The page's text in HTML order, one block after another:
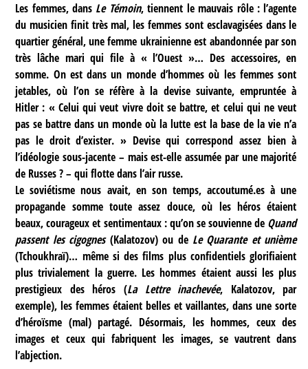
Les femmes, dans Le Témoin, tiennent le mauvais rôle : l’agente
du musicien finit très mal, les femmes sont esclavagisées dans le
quartier général, une femme ukrainienne est abandonnée par son
très lâche mari qui file à « l’Ouest »… Des accessoires, en
somme. On est dans un monde d’hommes où les femmes sont
jetables, où l’on se réfère à la devise suivante, empruntée à
Hitler : « Celui qui veut vivre doit se battre, et celui qui ne veut
pas se battre dans un monde où la lutte est la base de la vie n’a
pas le droit d’exister. » Devise qui correspond assez bien à
l’idéologie sous-jacente – mais est-elle assumée par une majorité
de Russes ? – qui flotte dans l’air russe.
Le soviétisme nous avait, en son temps, accoutumé.es à une
propagande somme toute assez douce, où les héros étaient
beaux, courageux et sentimentaux : qu’on se souvienne de Quand
passent les cigognes(Kalatozov) ou de Le Quarante et unième
(Tchoukhraï)… même si des films plus confidentiels glorifiaient
plus trivialement la guerre. Les hommes étaient aussi les plus
prestigieux des héros (La Lettre inachevée, Kalatozov, par
exemple), les femmes étaient belles et vaillantes, dans une sorte
d’héroïsme (mal) partagé. Désormais, les hommes, ceux des
images et ceux qui fabriquent les images, se vautrent dans
l’abjection.